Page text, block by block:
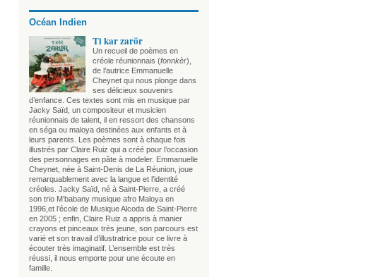
Océan Indien
Ti kar zarör
Un recueil de poèmes en
créole réunionnais (fonnkèr),
de l’autrice Emmanuelle
Cheynet qui nous plonge dans
ses délicieux souvenirs
d’enfance. Ces textes sont mis en musique par
Jacky Saïd, un compositeur et musicien
réunionnais de talent, il en ressort des chansons
en séga ou maloya destinées aux enfants et à
leurs parents. Les poèmes sont à chaque fois
illustrés par Claire Ruiz qui a créé pour l’occasion
des personnages en pâte à modeler. Emmanuelle
Cheynet, née à Saint-Denis de La Réunion, joue
remarquablement avec la langue et l’identité
créoles. Jacky Saïd, né à Saint-Pierre, a créé
son trio M’babany musique afro Maloya en
1996,et l’école de Musique Alcoda de Saint-Pierre
en 2005 ; enfin, Claire Ruiz a appris à manier
crayons et pinceaux très jeune, son parcours est
varié et son travail d’illustratrice pour ce livre à
écouter très imaginatif. L’ensemble est très
réussi, il nous emporte pour une écoute en
famille.